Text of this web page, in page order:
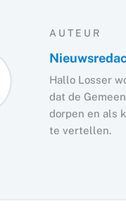
AUTEUR
Hallo Losser
dat de
dorpen en als
te vertellen.